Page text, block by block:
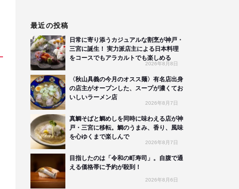
最近の投稿
日常に寄り添うカジュアルな割烹が神戸・
三宮に誕生！ 実力派店主による日本料理
をコースでもアラカルトでも楽しめる
2026年8月8日
〈秋山具義の今月のオスス麺〉有名店出身
の店主がオープンした、スープが濃くてお
いしいラーメン店
2026年8月7日
真鯛そばと鯛めしを同時に味わえる店が神
戸・三宮に移転。鯛のうまみ、香り、風味
を心ゆくまで楽しんで
2026年8月7日
目指したのは「令和の町寿司」。自腹で通
える価格帯に予約が殺到！
2026年8月6日